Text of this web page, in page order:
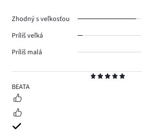
5
BEATA
Zhodný s veľkosťou
Príliš veľká
Príliš malá